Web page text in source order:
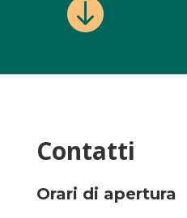

Contatti
Orari di apertura